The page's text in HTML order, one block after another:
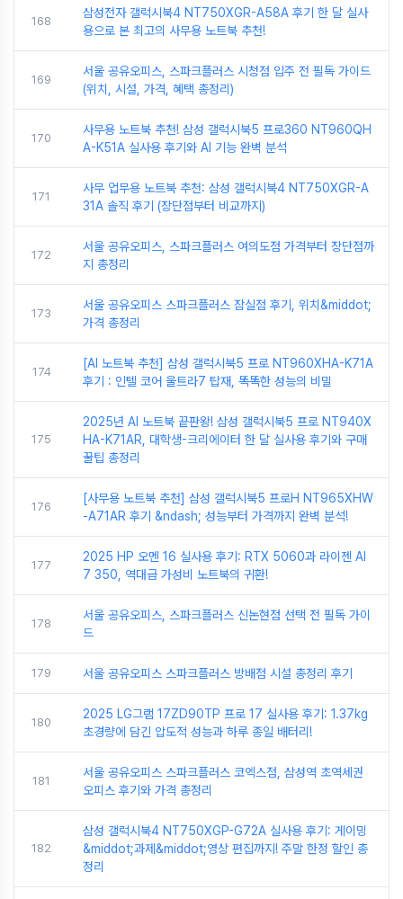
168
삼성전자 갤럭시북4 NT750XGR-A58A 후기 한 달 실사
용으로 본 최고의 사무용 노트북 추천!
169
서울 공유오피스, 스파크플러스 시청점 입주 전 필독 가이드
(위치, 시설, 가격, 혜택 총정리)
170
사무용 노트북 추천! 삼성 갤럭시북5 프로360 NT960QH
A-K51A 실사용 후기와 AI 기능 완벽 분석
171
사무 업무용 노트북 추천: 삼성 갤럭시북4 NT750XGR-A
31A 솔직 후기 (장단점부터 비교까지)
172
서울 공유오피스, 스파크플러스 여의도점 가격부터 장단점까
지 총정리
173
서울 공유오피스 스파크플러스 잠실점 후기, 위치&middot;
가격 총정리
174
[AI 노트북 추천] 삼성 갤럭시북5 프로 NT960XHA-K71A
후기 : 인텔 코어 울트라7 탑재, 똑똑한 성능의 비밀
175
2025년 AI 노트북 끝판왕! 삼성 갤럭시북5 프로 NT940X
HA-K71AR, 대학생-크리에이터 한 달 실사용 후기와 구매
꿀팁 총정리
176
[사무용 노트북 추천] 삼성 갤럭시북5 프로H NT965XHW
-A71AR 후기 &ndash; 성능부터 가격까지 완벽 분석!
177
2025 HP 오멘 16 실사용 후기: RTX 5060과 라이젠 AI
7 350, 역대급 가성비 노트북의 귀환!
178
서울 공유오피스, 스파크플러스 신논현점 선택 전 필독 가이
드
179 서울 공유오피스 스파크플러스 방배점 시설 총정리 후기
180
2025 LG그램 17ZD90TP 프로 17 실사용 후기: 1.37kg
초경량에 담긴 압도적 성능과 하루 종일 배터리!
181
서울 공유오피스 스파크플러스 코엑스점, 삼성역 초역세권
오피스 후기와 가격 총정리
182
삼성 갤럭시북4 NT750XGP-G72A 실사용 후기: 게이밍
&middot;과제&middot;영상 편집까지! 주말 한정 할인 총
정리